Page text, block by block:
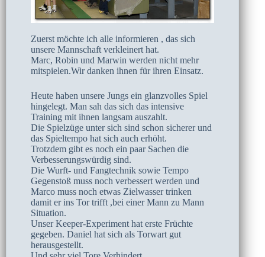
Zuerst möchte ich alle informieren , das sich
unsere Mannschaft verkleinert hat.
Marc, Robin und Marwin werden nicht mehr
mitspielen.Wir danken ihnen für ihren Einsatz.
Heute haben unsere Jungs ein glanzvolles Spiel
hingelegt. Man sah das sich das intensive
Training mit ihnen langsam auszahlt.
Die Spielzüge unter sich sind schon sicherer und
das Spieltempo hat sich auch erhöht.
Trotzdem gibt es noch ein paar Sachen die
Verbesserungswürdig sind.
Die Wurft- und Fangtechnik sowie Tempo
Gegenstoß muss noch verbessert werden und
Marco muss noch etwas Zielwasser trinken
damit er ins Tor trifft ,bei einer Mann zu Mann
Situation.
Unser Keeper-Experiment hat erste Früchte
gegeben. Daniel hat sich als Torwart gut
herausgestellt.